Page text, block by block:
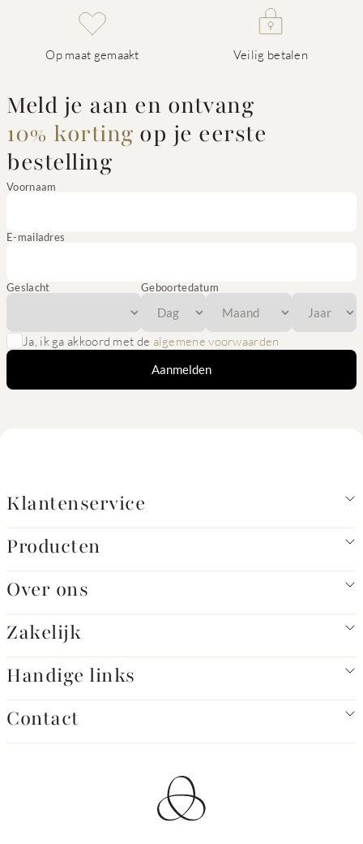
Op maat gemaakt Veilig betalen
Meld je aan en ontvang
10% korting op je eerste
bestelling
Voornaam
E-mailadres
Geslacht Geboortedatum
Ja, ik ga akkoord met de algemene voorwaarden
Aanmelden
Klantenservice
Producten
Over ons
Zakelijk
Handige links
Contact